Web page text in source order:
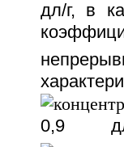
дл/г, в
0,9